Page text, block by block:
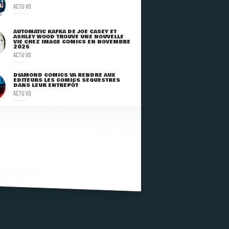
ACTU VO
AUTOMATIC KAFKA DE JOE CASEY ET
ASHLEY WOOD TROUVE UNE NOUVELLE
VIE CHEZ IMAGE COMICS EN NOVEMBRE
2026
ACTU VO
DIAMOND COMICS VA RENDRE AUX
ÉDITEURS LES COMICS SÉQUESTRÉS
DANS LEUR ENTREPÔT
ACTU VO